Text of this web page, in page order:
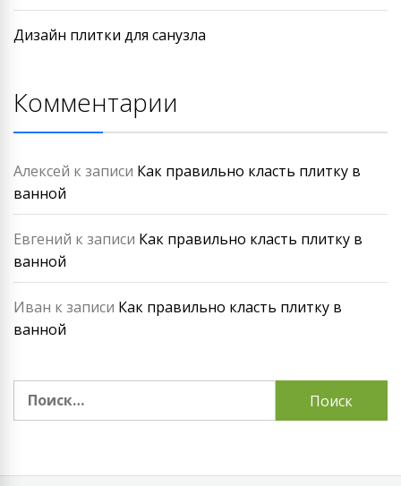
Дизайн плитки для санузла
Комментарии
Алексей к записи Как правильно класть плитку в
ванной
Евгений к записи Как правильно класть плитку в
ванной
Иван к записи Как правильно класть плитку в
ванной
Найти: